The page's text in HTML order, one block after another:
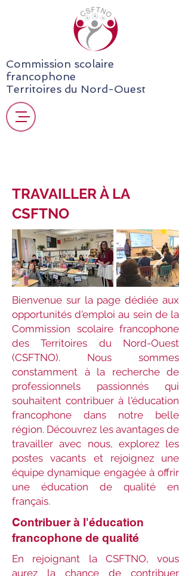
Commission scolaire
francophone
Territoires du Nord-Ouest
TRAVAILLER À LA
CSFTNO
Bienvenue sur la page dédiée aux
opportunités d'emploi au sein de la
Commission scolaire francophone
des Territoires du Nord-Ouest
(CSFTNO). Nous sommes
constamment à la recherche de
professionnels passionnés qui
souhaitent contribuer à l'éducation
francophone dans notre belle
région. Découvrez les avantages de
travailler avec nous, explorez les
postes vacants et rejoignez une
équipe dynamique engagée à offrir
une éducation de qualité en
français.
Contribuer à l'éducation
francophone de qualité
En rejoignant la CSFTNO, vous
aurez la chance de contribuer